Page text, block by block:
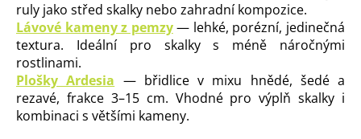
ruly jako střed skalky nebo zahradní kompozice.
Lávové kameny z pemzy— lehké, porézní, jedinečná
textura. Ideální pro skalky s méně náročnými
rostlinami.
Plošky Ardesia — břidlice v mixu hnědé, šedé a
rezavé, frakce 3–15 cm. Vhodné pro výplň skalky i
kombinaci s většími kameny.